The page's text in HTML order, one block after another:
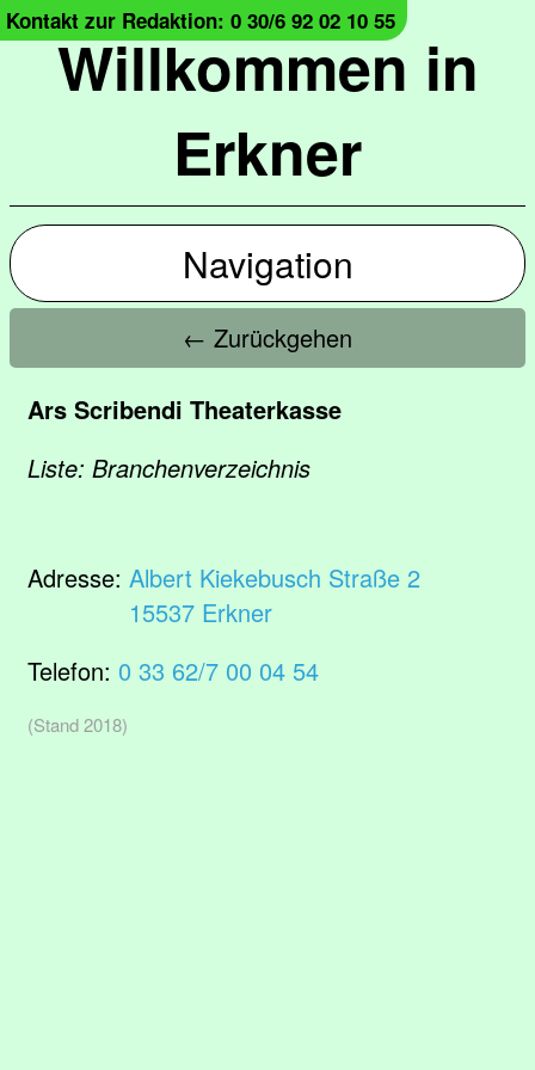
Willkommen in
Erkner
Kontakt zur Redaktion: 0 30/6 92 02 10 55
Navigation
← Zurückgehen
Ars Scribendi Theaterkasse
Liste: Branchenverzeichnis
Adresse: Albert Kiekebusch Straße 2
15537 Erkner
Telefon: 0 33 62/7 00 04 54
(Stand 2018)